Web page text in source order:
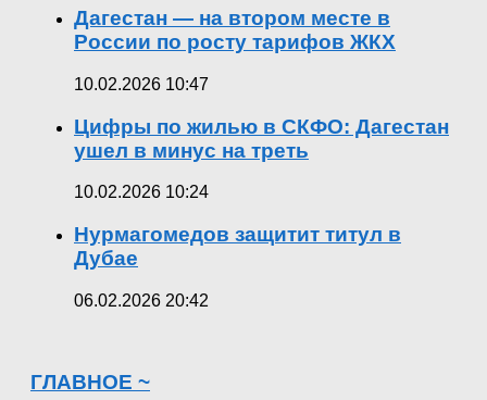
Дагестан — на втором месте в
России по росту тарифов ЖКХ
10.02.2026 10:47
Цифры по жилью в СКФО: Дагестан
ушел в минус на треть
10.02.2026 10:24
Нурмагомедов защитит титул в
Дубае
06.02.2026 20:42
ГЛАВНОЕ ~